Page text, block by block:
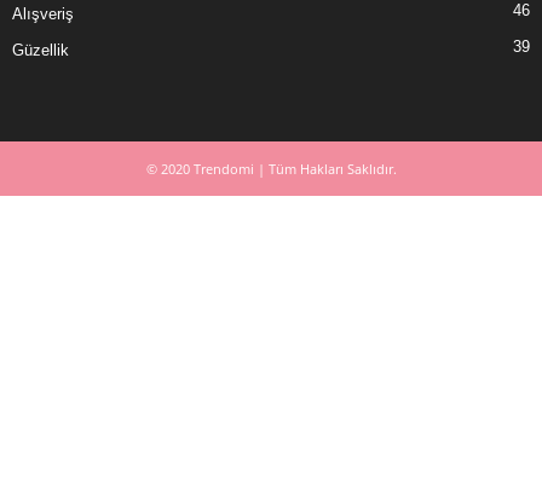
Alışveriş 46
Güzellik 39
© 2020 Trendomi | Tüm Hakları Saklıdır.